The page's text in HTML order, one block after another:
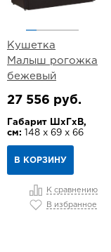
Кушетка
Малыш рогожка
бежевый
27 556 руб.
Габарит ШхГхВ,
см: 148 х 69 х 66
В КОРЗИНУ
К сравнению
В избранное